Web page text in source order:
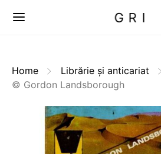
GRI
Home Librărie și anticariat
© Gordon Landsborough